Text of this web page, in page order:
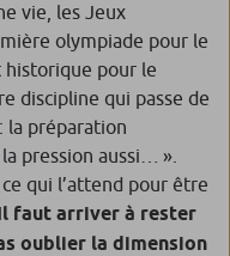
vie, les Jeux
olympiade pour le
historique pour le
discipline qui passe de
la préparation
pression aussi… ».
qui l’attend pour être
faut arriver à rester
oublier la dimension